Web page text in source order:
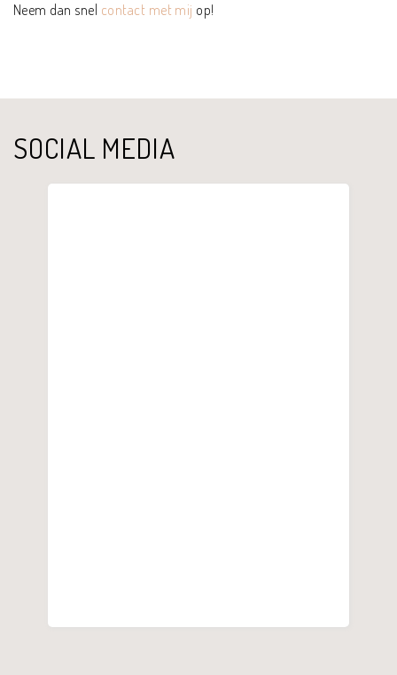
Neem dan snel contact met mij op!
SOCIAL MEDIA